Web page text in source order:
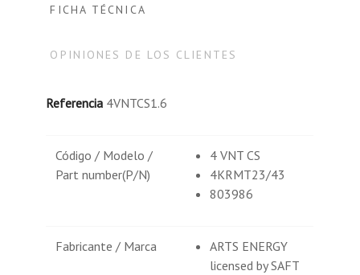
FICHA TÉCNICA
OPINIONES DE LOS CLIENTES
Referencia 4VNTCS1.6
Código / Modelo /
Part number(P/N)
4 VNT CS
4KRMT23/43
803986
Fabricante / Marca
ARTS ENERGY
licensed by SAFT